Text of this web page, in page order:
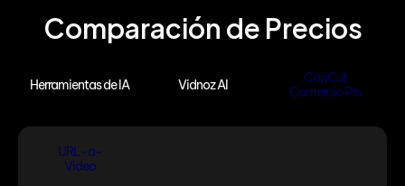
Comparación de Precios
Herramientas de IA Vidnoz AI
CapCut
Comercio Pro
URL-a-
Video